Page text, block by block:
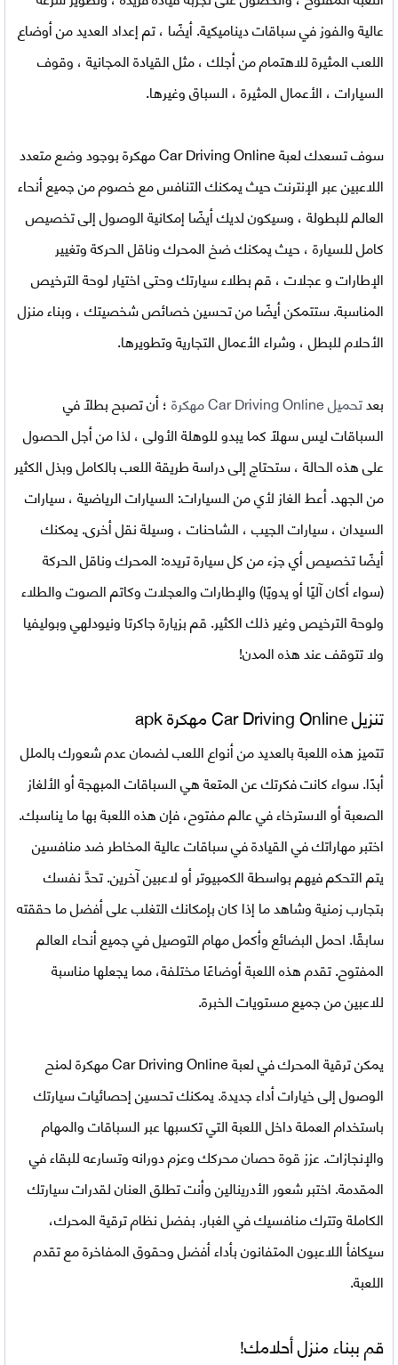
عالية والفوز في سباقات ديناميكية. أيضًا ، تم إعداد العديد من أوضاع
اللعب المثيرة للاهتمام من أجلك ، مثل القيادة المجانية ، وقوف
السيارات ، الأعمال المثيرة ، السباق وغيرها.
سوف تسعدكلعبة Car Driving Online مهكرة
بوجود وضع متعدد
اللاعبين عبر الإنترنت حيث يمكنك التنافس مع خصوم من جميع أنحاء
العالم للبطولة ، وسيكون لديك أيضًا إمكانية الوصول إلى تخصيص
كامل للسيارة ، حيث يمكنك ضخ المحرك وناقل الحركة وتغيير
الإطارات و عجلات ، قم بطلاء سيارتك وحتى اختيار لوحة الترخيص
المناسبة. ستتمكن أيضًا من تحسين خصائص شخصيتك ، وبناء منزل
الأحلام للبطل ، وشراء الأعمال التجارية وتطويرها.
بعدتحميل Car Driving Online مهكرة
؛ أن تصبح بطلاً في
السباقات ليس سهلاً كما يبدو للوهلة الأولى ، لذا من أجل الحصول
على هذه الحالة ، ستحتاج إلى دراسة طريقة اللعب بالكامل وبذل الكثير
من الجهد. أعط الغاز لأي من السيارات: السيارات الرياضية ، سيارات
السيدان ، سيارات الجيب ، الشاحنات ، وسيلة نقل أخرى. يمكنك
أيضًا تخصيص أي جزء من كل سيارة تريده: المحرك وناقل الحركة
(سواء أكان آليًا أو يدويًا) والإطارات والعجلات وكاتم الصوت والطلاء
ولوحة الترخيص وغير ذلك الكثير. قم بزيارة جاكرتا ونيودلهي وبوليفيا
ولا تتوقف عند هذه المدن!
تنزيل Car Driving Online مهكرة apk
تتميز هذه اللعبة بالعديد من أنواع اللعب لضمان عدم شعورك بالملل
أبدًا. سواء كانت فكرتك عن المتعة هي السباقات المبهجة أو الألغاز
الصعبة أو الاسترخاء في عالم مفتوح، فإن هذه اللعبة بها ما يناسبك.
اختبر مهاراتك في القيادة في سباقات عالية المخاطر ضد منافسين
يتم التحكم فيهم بواسطة الكمبيوتر أو لاعبين آخرين. تحدَّ نفسك
بتجارب زمنية وشاهد ما إذا كان بإمكانك التغلب على أفضل ما حققته
سابقًا. احمل البضائع وأكمل مهام التوصيل في جميع أنحاء العالم
المفتوح. تقدم هذه اللعبة أوضاعًا مختلفة، مما يجعلها مناسبة
للاعبين من جميع مستويات الخبرة.
يمكن ترقية المحرك فيلعبة Car Driving Online مهكرة
لمنح
الوصول إلى خيارات أداء جديدة. يمكنك تحسين إحصائيات سيارتك
باستخدام العملة داخل اللعبة التي تكسبها عبر السباقات والمهام
والإنجازات. عزز قوة حصان محركك وعزم دورانه وتسارعه للبقاء في
المقدمة. اختبر شعور الأدرينالين وأنت تطلق العنان لقدرات سيارتك
الكاملة وتترك منافسيك في الغبار. بفضل نظام ترقية المحرك،
سيكافأ اللاعبون المتفانون بأداء أفضل وحقوق المفاخرة مع تقدم
اللعبة.
قم ببناء منزل أحلامك!